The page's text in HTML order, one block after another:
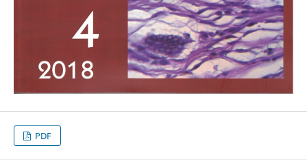
PDF